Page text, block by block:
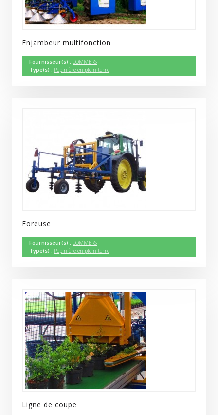
Enjambeur multifonction
Fournisseur(s) : LOMMERS
Type(s) : Pépinière en plein terre
Foreuse
Fournisseur(s) : LOMMERS
Type(s) : Pépinière en plein terre
Ligne de coupe